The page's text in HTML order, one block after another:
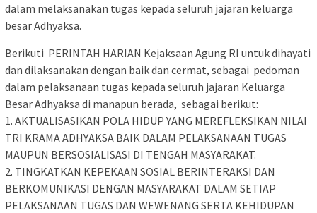
dalam melaksanakan tugas kepada seluruh jajaran keluarga
besar Adhyaksa.
Berikuti PERINTAH HARIAN Kejaksaan Agung RI untuk dihayati
dan dilaksanakan dengan baik dan cermat, sebagai pedoman
dalam pelaksanaan tugas kepada seluruh jajaran Keluarga
Besar Adhyaksa di manapun berada, sebagai berikut:
1. AKTUALISASIKAN POLA HIDUP YANG MEREFLEKSIKAN NILAI
TRI KRAMA ADHYAKSA BAIK DALAM PELAKSANAAN TUGAS
MAUPUN BERSOSIALISASI DI TENGAH MASYARAKAT.
2. TINGKATKAN KEPEKAAN SOSIAL BERINTERAKSI DAN
BERKOMUNIKASI DENGAN MASYARAKAT DALAM SETIAP
PELAKSANAAN TUGAS DAN WEWENANG SERTA KEHIDUPAN